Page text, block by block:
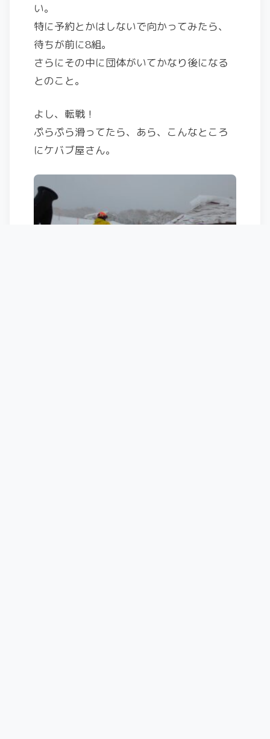
い。
特に予約とかはしないで向かってみたら、
待ちが前に8組。
さらにその中に団体がいてかなり後になる
とのこと。
よし、転戦！
ぷらぷら滑ってたら、あら、こんなところ
にケバブ屋さん。